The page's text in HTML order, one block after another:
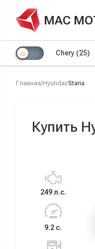
МАС
Chery (25)
Главная/Hyundai/Staria
Купить
249 л.с.
9.2 с.